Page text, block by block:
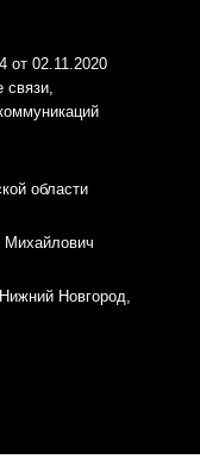
от 02.11.2020
связи,
области
Михайлович
Новгород,